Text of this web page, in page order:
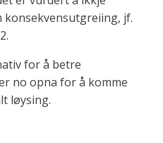
konsekvensutgreiing, jf.
for å betre
no opna for å komme
løysing.